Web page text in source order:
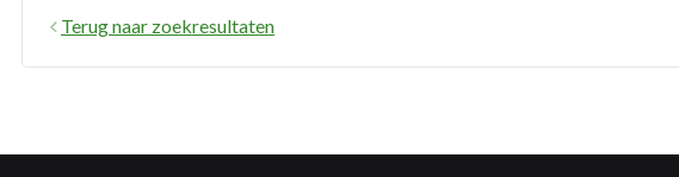
Terug naar zoekresultaten